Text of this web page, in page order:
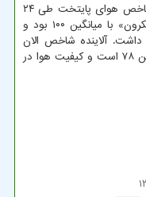
به گزارش آبیاری به نقل از ایسنا، آلاینده شاخص هوای پایتخت طی ۲۴
ساعت گذشته «ذرات معلق کمتر از ۲.۵ میکرون» با میانگین ۱۰۰ بود و
آلاینده شاخص الان
«ذرات معلق کمتر از ۲.۵ میکرون» با میانگین ۷۸ است و کیفیت هوا در